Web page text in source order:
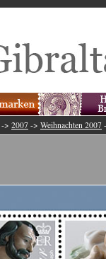
-> 2007 -> Weihnachten 2007